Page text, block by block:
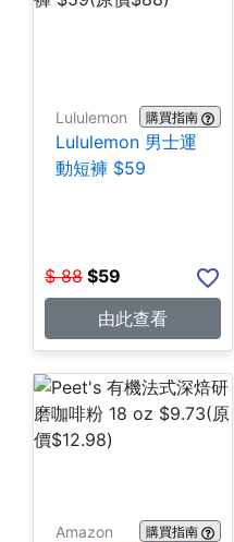
Lululemon 購買指南
Lululemon 男士運
動短褲 $59
$ 88 $59
由此查看
Amazon 購買指南